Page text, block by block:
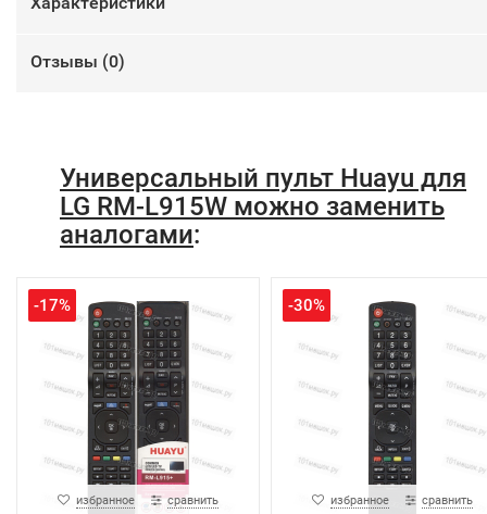
Отзывы (0)
Универсальный пульт Huayu для
LG RM-L915W можно заменить
аналогами:
-17%
избранное сравнить
-30%
избранное сравнить